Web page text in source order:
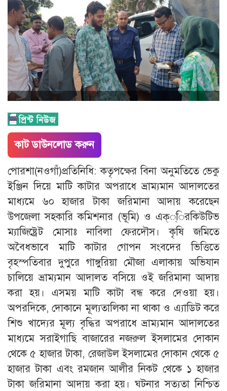
কাট ডাউনলোড করুন
পোরশা(নওগাঁ)প্রতিনিধি: কতৃপক্ষের বিনা অনুমতিতে ভেকু
ইঞ্জিন দিয়ে মাটি কাটার অপরাধে ভ্রাম্যমান আদালতের
মাধ্যমে ৬০ হাজার টাকা জরিমানা আদায় করেছেন
উপজেলা সহকারি কমিশনার (ভূমি) ও এক্্িরকিউটিভ
ম্যাজিষ্ট্রেট মোসাঃ নাবিলা ফেরদৌস। কৃষি জমিতে
অবৈধভাবে মাটি কাটার গোপন সংবদের ভিত্তিতে
বৃহস্পতিবার দুপুরে গাঙ্গুরিয়া মৌজা এলাকায় অভিযান
চালিয়ে ভ্রাম্যমান আদালত বসিয়ে ওই জরিমানা আদায়
করা হয়। এসময় মাটি কাটা বন্ধ করে দেওয়া হয়।
অপরদিকে, দোকানে মূল্যতালিকা না থাকা ও এ্যাডিট করে
শিশু খাদ্যের মূল্য বৃদ্ধির অপরাধে ভ্রাম্যমান আদালতের
মাধ্যমে সরাইগাছি বাজারের নজরুল ইসলামের দোকান
থেকে ৫ হাজার টাকা, রেজাউল ইসলামের দোকান থেকে ৫
হাজার টাকা এবং রমজান আলীর নিকট থেকে ১ হাজার
টাকা জরিমানা আদায় করা হয়। ঘটনার সত্যতা নিশ্চিত